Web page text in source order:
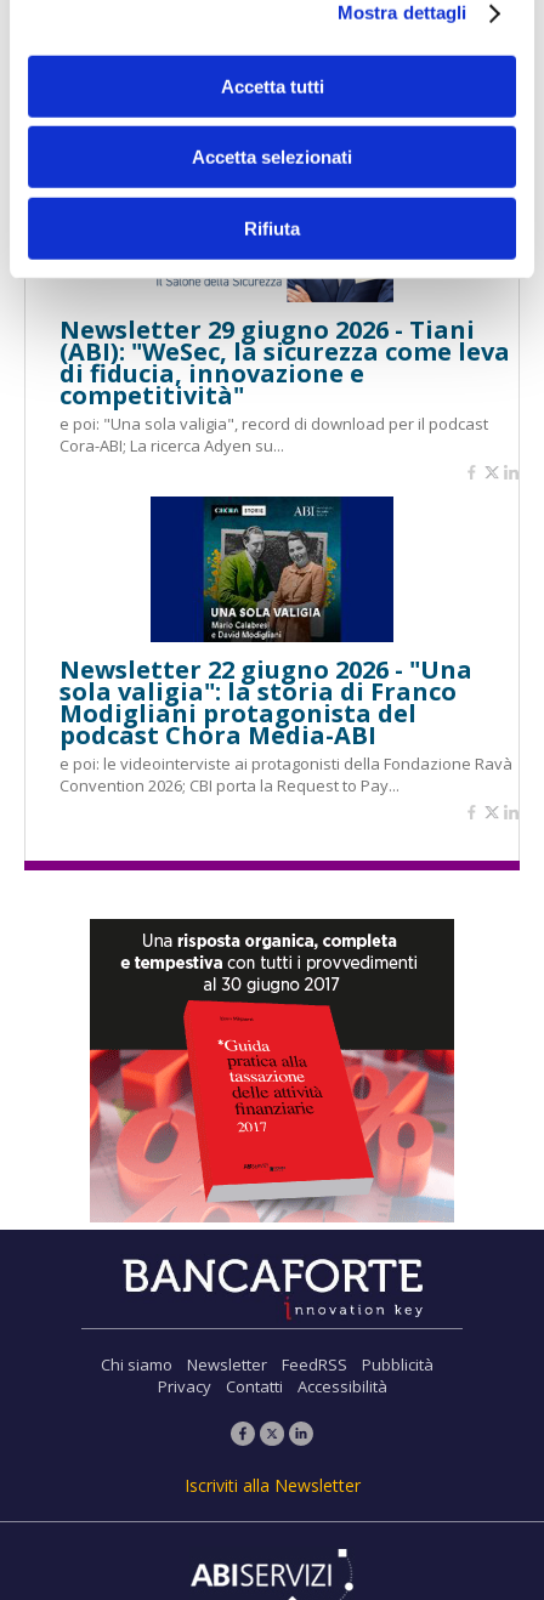
Mostra dettagli
Accetta tutti
Accetta selezionati
Rifiuta
Newsletter 7 luglio 2026 - Speciale
Premio D&I 2026
Newsletter speciale: le videointerviste alle banche vincitrici del
Newsletter 29 giugno 2026 - Tiani
(ABI): "WeSec, la sicurezza come leva
di fiducia, innovazione e
competitività"
e poi: "Una sola valigia", record di download per il podcast
Cora-ABI; La ricerca Adyen su...
Newsletter 22 giugno 2026 - "Una
sola valigia": la storia di Franco
Modigliani protagonista del
podcast Chora Media-ABI
e poi: le videointerviste ai protagonisti della Fondazione Ravà
Convention 2026; CBI porta la Request to Pay...
Chi siamo Newsletter FeedRSS
Pubblicità
Privacy
Contatti Accessibilità
Iscriviti alla Newsletter